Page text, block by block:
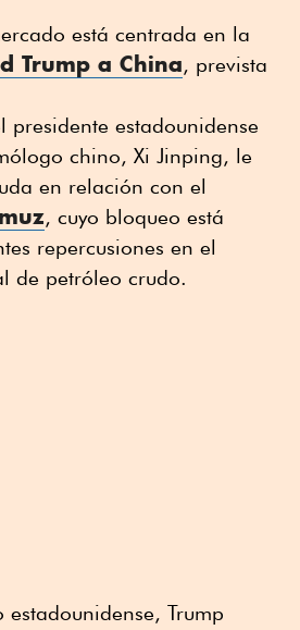
está centrada en la
Trump a China, prevista
presidente estadounidense
chino, Xi Jinping, le
en relación con el
, cuyo bloqueo está
repercusiones en el
de petróleo crudo.
Trump